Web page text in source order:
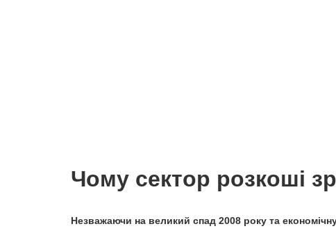
Чому сектор розкоші
Незважаючи на великий спад 2008 року та